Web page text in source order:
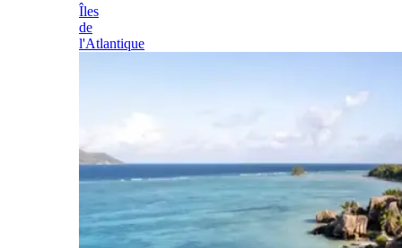
Îles
de
l'Atlantique